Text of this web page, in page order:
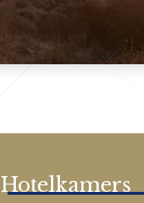
Hotelkamers